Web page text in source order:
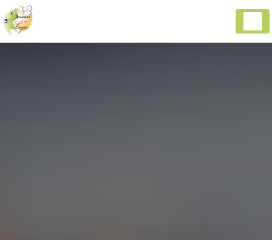
Panneau de gestion des cookies